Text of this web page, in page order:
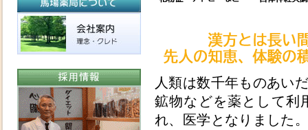
人類は数千年ものあい
鉱物などを薬として利
れ、医学となりました